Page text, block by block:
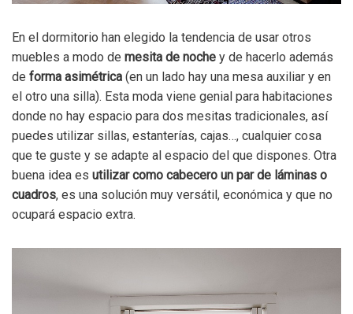
En el dormitorio han elegido la tendencia de usar otros
muebles a modo de mesita de noche y de hacerlo además
de forma asimétrica (en un lado hay una mesa auxiliar y en
el otro una silla). Esta moda viene genial para habitaciones
donde no hay espacio para dos mesitas tradicionales, así
puedes utilizar sillas, estanterías, cajas…, cualquier cosa
que te guste y se adapte al espacio del que dispones. Otra
buena idea es utilizar como cabecero un par de láminas o
cuadros, es una solución muy versátil, económica y que no
ocupará espacio extra.